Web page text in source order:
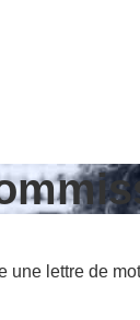
lettre de